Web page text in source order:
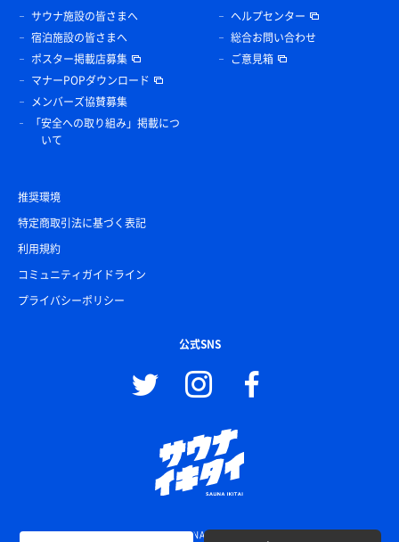
サウナ施設の皆さまへ
宿泊施設の皆さまへ
ポスター掲載店募集
マナーPOPダウンロード
メンバーズ協賛募集
「安全への取り組み」掲載につ
いて
ヘルプセンター
総合お問い合わせ
ご意見箱
推奨環境
特定商取引法に基づく表記
利用規約
コミュニティガイドライン
プライバシーポリシー
公式SNS
© SAUNA IKITAI